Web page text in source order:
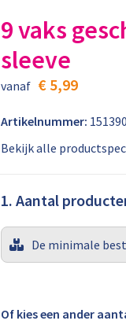
9 vaks
sleeve
vanaf € 5,99
Artikelnummer: 151390
Bekijk alle
1. Aantal
De minimale
Of kies een ander